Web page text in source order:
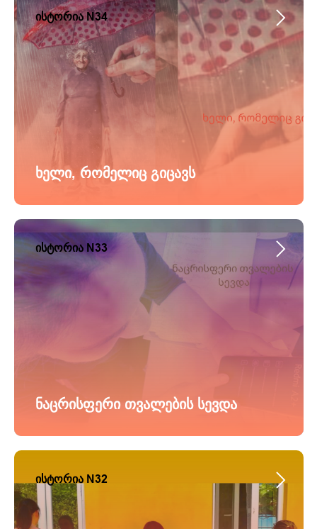
ისტორია N34
ხელი, რომელიც გიცავს
ისტორია N33
ნაცრისფერი თვალების სევდა
ისტორია N32